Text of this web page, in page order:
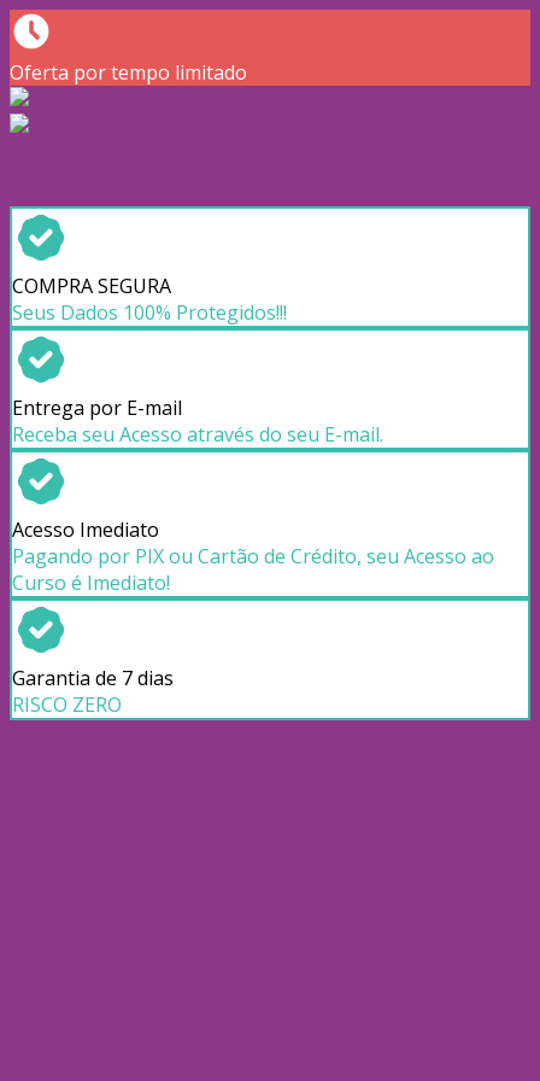
Oferta por tempo limitado
COMPRA SEGURA
Seus Dados 100% Protegidos!!!
Entrega por E-mail
Receba seu Acesso através do seu E-mail.
Acesso Imediato
Pagando por PIX ou Cartão de Crédito, seu Acesso ao
Curso é Imediato!
Garantia de 7 dias
RISCO ZERO